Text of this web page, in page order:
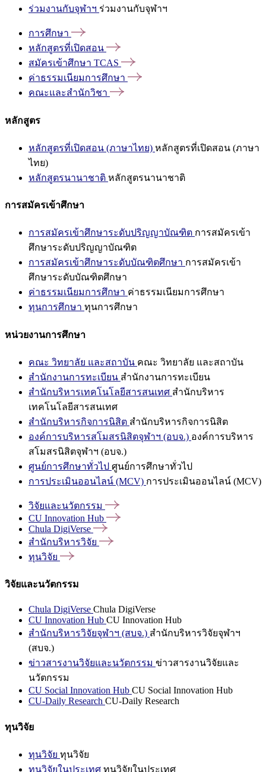
ร่วมงานกับจุฬาฯ ร่วมงานกับจุฬาฯ
การศึกษา
หลักสูตรที่เปิดสอน
สมัครเข้าศึกษา TCAS
ค่าธรรมเนียมการศึกษา
คณะและสำนักวิชา
หลักสูตร
หลักสูตรที่เปิดสอน (ภาษาไทย) หลักสูตรที่เปิดสอน (ภาษา
ไทย)
หลักสูตรนานาชาติ หลักสูตรนานาชาติ
การสมัครเข้าศึกษา
การสมัครเข้าศึกษาระดับปริญญาบัณฑิต การสมัครเข้า
ศึกษาระดับปริญญาบัณฑิต
การสมัครเข้าศึกษาระดับบัณฑิตศึกษา การสมัครเข้า
ศึกษาระดับบัณฑิตศึกษา
ค่าธรรมเนียมการศึกษา ค่าธรรมเนียมการศึกษา
ทุนการศึกษา ทุนการศึกษา
หน่วยงานการศึกษา
คณะ วิทยาลัย และสถาบัน คณะ วิทยาลัย และสถาบัน
สำนักงานการทะเบียน สำนักงานการทะเบียน
สำนักบริหารเทคโนโลยีสารสนเทศ สำนักบริหาร
เทคโนโลยีสารสนเทศ
สำนักบริหารกิจการนิสิต สำนักบริหารกิจการนิสิต
องค์การบริหารสโมสรนิสิตจุฬาฯ (อบจ.) องค์การบริหาร
สโมสรนิสิตจุฬาฯ (อบจ.)
ศูนย์การศึกษาทั่วไป ศูนย์การศึกษาทั่วไป
การประเมินออนไลน์ (MCV) การประเมินออนไลน์ (MCV)
วิจัยและนวัตกรรม
CU Innovation Hub
Chula DigiVerse
สำนักบริหารวิจัย
ทุนวิจัย
วิจัยและนวัตกรรม
Chula DigiVerse Chula DigiVerse
CU Innovation Hub CU Innovation Hub
สำนักบริหารวิจัยจุฬาฯ (สบจ.) สำนักบริหารวิจัยจุฬาฯ
(สบจ.)
ข่าวสารงานวิจัยและนวัตกรรม ข่าวสารงานวิจัยและ
นวัตกรรม
CU Social Innovation Hub CU Social Innovation Hub
CU-Daily Research CU-Daily Research
ทุนวิจัย
ทุนวิจัย ทุนวิจัย
ทุนวิจัยในประเทศ ทุนวิจัยในประเทศ